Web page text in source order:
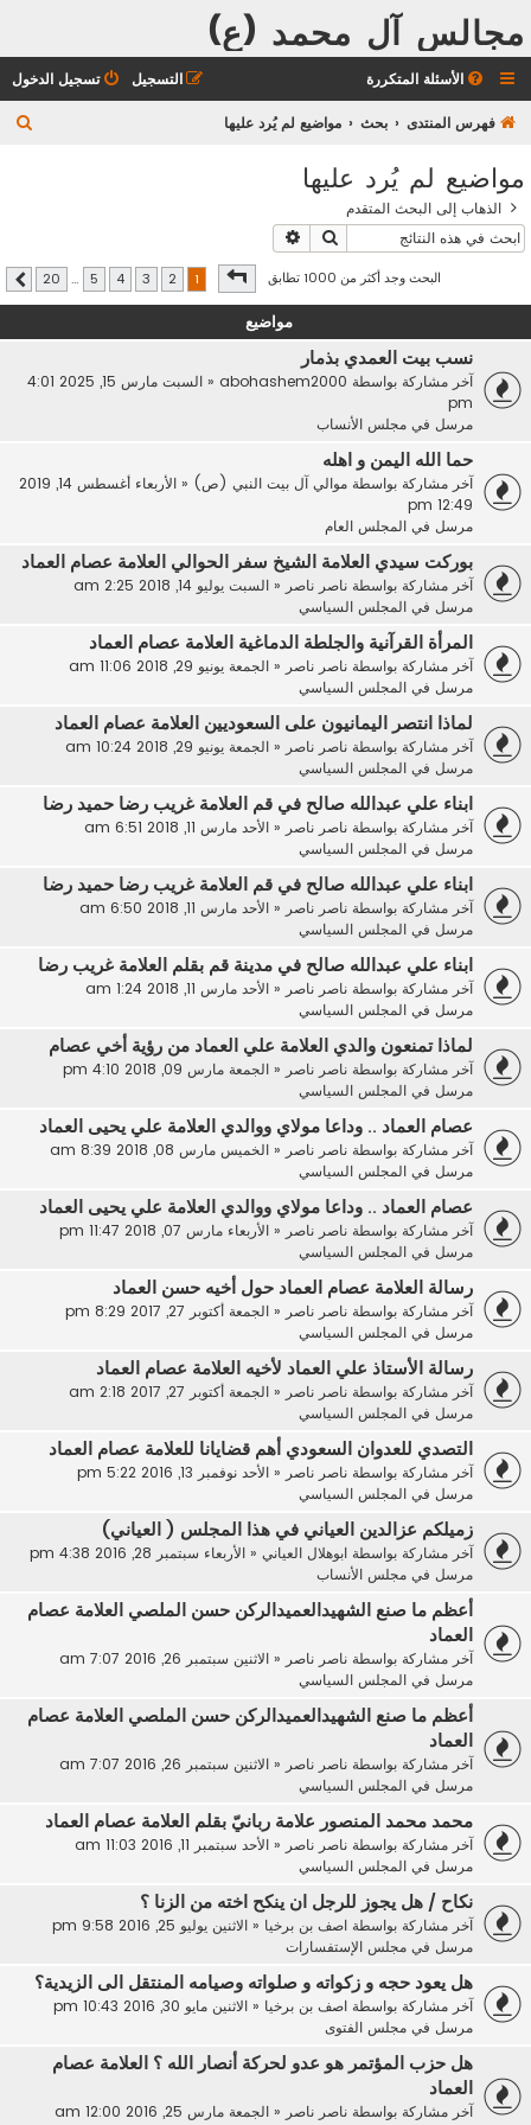
مجالس آل محمد (ع)
الأسئلة المتكررة تسجيل الدخول التسجيل
فهرس المنتدى بحث مواضيع لم يُرد عليها
ب
مواضيع لم يُرد عليها
الذهاب إلى البحث المتقدم
بحث
البحث وجد أكثر من 1000 تطابق صفحة1 من20
2
3
4
5
…
20 التالي
مواضيع
نسب بيت العمدي بذمار
آخر مشاركة بواسطة abohashem2000
«
السبت مارس 15, 2025 4:01
pm
مرسل في مجلس الأنساب
حما الله اليمن و اهله
آخر مشاركة بواسطة موالي آل بيت النبي (ص)«
الأربعاء أغسطس 14, 2019
12:49 pm
مرسل في المجلس العام
بوركت سيدي العلامة الشيخ سفر الحوالي العلامة عصام العماد
آخر مشاركة بواسطة ناصر ناصر« السبت يوليو 14, 2018 2:25 am
مرسل في المجلس السياسي
المرأة القرآنية والجلطة الدماغية العلامة عصام العماد
آخر مشاركة بواسطة ناصر ناصر« الجمعة يونيو 29, 2018 11:06 am
مرسل في المجلس السياسي
لماذا انتصر اليمانيون على السعوديين العلامة عصام العماد
آخر مشاركة بواسطة ناصر ناصر« الجمعة يونيو 29, 2018 10:24 am
مرسل في المجلس السياسي
ابناء علي عبدالله صالح في قم العلامة غريب رضا حميد رضا
آخر مشاركة بواسطة ناصر ناصر« الأحد مارس 11, 2018 6:51 am
مرسل في المجلس السياسي
ابناء علي عبدالله صالح في قم العلامة غريب رضا حميد رضا
آخر مشاركة بواسطة ناصر ناصر« الأحد مارس 11, 2018 6:50 am
مرسل في المجلس السياسي
ابناء علي عبدالله صالح في مدينة قم بقلم العلامة غريب رضا
آخر مشاركة بواسطة ناصر ناصر« الأحد مارس 11, 2018 1:24 am
مرسل في المجلس السياسي
لماذا تمنعون والدي العلامة علي العماد من رؤية أخي عصام
آخر مشاركة بواسطة ناصر ناصر« الجمعة مارس 09, 2018 4:10 pm
مرسل في المجلس السياسي
عصام العماد .. وداعا مولاي ووالدي العلامة علي يحيى العماد
آخر مشاركة بواسطة ناصر ناصر« الخميس مارس 08, 2018 8:39 am
مرسل في المجلس السياسي
عصام العماد .. وداعا مولاي ووالدي العلامة علي يحيى العماد
آخر مشاركة بواسطة ناصر ناصر« الأربعاء مارس 07, 2018 11:47 pm
مرسل في المجلس السياسي
رسالة العلامة عصام العماد حول أخيه حسن العماد
آخر مشاركة بواسطة ناصر ناصر« الجمعة أكتوبر 27, 2017 8:29 pm
مرسل في المجلس السياسي
رسالة الأستاذ علي العماد لأخيه العلامة عصام العماد
آخر مشاركة بواسطة ناصر ناصر« الجمعة أكتوبر 27, 2017 2:18 am
مرسل في المجلس السياسي
التصدي للعدوان السعودي أهم قضايانا للعلامة عصام العماد
آخر مشاركة بواسطة ناصر ناصر« الأحد نوفمبر 13, 2016 5:22 pm
مرسل في المجلس السياسي
زميلكم عزالدين العياني في هذا المجلس ( العياني)
آخر مشاركة بواسطة ابوهلال العياني« الأربعاء سبتمبر 28, 2016 4:38 pm
مرسل في مجلس الأنساب
أعظم ما صنع الشهيدالعميدالركن حسن الملصي العلامة عصام
العماد
آخر مشاركة بواسطة ناصر ناصر« الاثنين سبتمبر 26, 2016 7:07 am
مرسل في المجلس السياسي
أعظم ما صنع الشهيدالعميدالركن حسن الملصي العلامة عصام
العماد
آخر مشاركة بواسطة ناصر ناصر« الاثنين سبتمبر 26, 2016 7:07 am
مرسل في المجلس السياسي
محمد محمد المنصور علامة ربانيّ بقلم العلامة عصام العماد
آخر مشاركة بواسطة ناصر ناصر« الأحد سبتمبر 11, 2016 11:03 am
مرسل في المجلس السياسي
نكاح / هل يجوز للرجل ان ينكح اخته من الزنا ؟
آخر مشاركة بواسطة اصف بن برخيا« الاثنين يوليو 25, 2016 9:58 pm
مرسل في مجلس الإستفسارات
هل يعود حجه و زكواته و صلواته وصيامه المنتقل الى الزيدية؟
آخر مشاركة بواسطة اصف بن برخيا« الاثنين مايو 30, 2016 10:43 pm
مرسل في مجلس الفتوى
هل حزب المؤتمر هو عدو لحركة أنصار الله ؟ العلامة عصام
العماد
آخر مشاركة بواسطة ناصر ناصر« الجمعة مارس 25, 2016 12:00 am